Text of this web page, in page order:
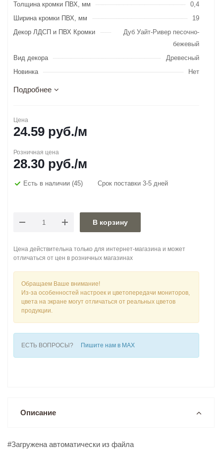
Толщина кромки ПВХ, мм
0,4
Ширина кромки ПВХ, мм
19
Декор ЛДСП и ПВХ Кромки
Дуб Уайт-Ривер песочно-
бежевый
Вид декора
Древесный
Новинка
Нет
Подробнее
Цена
24.59 руб./м
Розничная цена
28.30 руб./м
Есть в наличии (45) Срок поставки 3-5 дней
В корзину
Цена действительна только для интернет-магазина и может
отличаться от цен в розничных магазинах
Обращаем Ваше внимание!
Из-за особенностей настроек и цветопередачи мониторов,
цвета на экране могут отличаться от реальных цветов
продукции.
ЕСТЬ ВОПРОСЫ? Пишите нам в MAX
Описание
#Загружена автоматически из файла